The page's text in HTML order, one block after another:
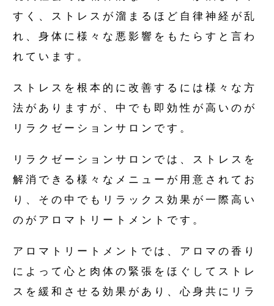
すく、ストレスが溜まるほど自律神経が乱
れ、身体に様々な悪影響をもたらすと言わ
れています。
ストレスを根本的に改善するには様々な方
法がありますが、中でも即効性が高いのが
リラクゼーションサロンです。
リラクゼーションサロンでは、ストレスを
解消できる様々なメニューが用意されてお
り、その中でもリラックス効果が一際高い
のがアロマトリートメントです。
アロマトリートメントでは、アロマの香り
によって心と肉体の緊張をほぐしてストレ
スを緩和させる効果があり、心身共にリラ